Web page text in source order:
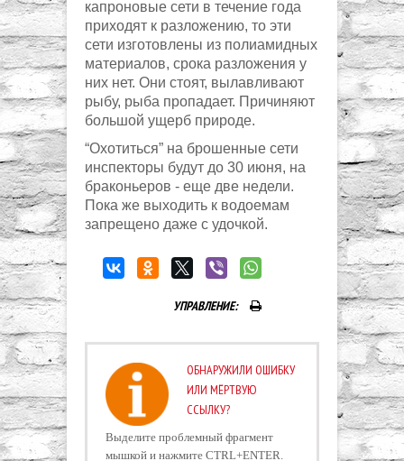
капроновые сети в течение года
приходят к разложению, то эти
сети изготовлены из полиамидных
материалов, срока разложения у
них нет. Они стоят, вылавливают
рыбу, рыба пропадает. Причиняют
большой ущерб природе.
“Охотиться” на брошенные сети
инспекторы будут до 30 июня, на
браконьеров - еще две недели.
Пока же выходить к водоемам
запрещено даже с удочкой.
УПРАВЛЕНИЕ:
ОБНАРУЖИЛИ ОШИБКУ
ИЛИ МЁРТВУЮ
ССЫЛКУ?
Выделите проблемный фрагмент
мышкой и нажмите CTRL+ENTER.